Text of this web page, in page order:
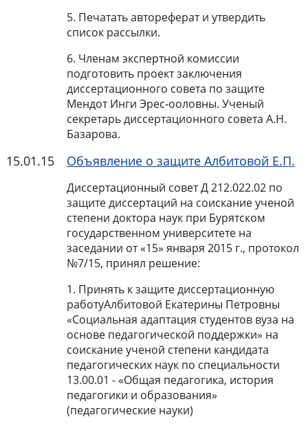
5. Печатать автореферат и утвердить
список рассылки.
6. Членам экспертной комиссии
подготовить проект заключения
диссертационного совета по защите
Мендот Инги Эрес-ооловны. Ученый
секретарь диссертационного совета А.Н.
Базарова.
15.01.15 Объявление о защите Албитовой Е.П.
Диссертационный совет Д 212.022.02 по
защите диссертаций на соискание ученой
степени доктора наук при Бурятском
государственном университете на
заседании от «15» января 2015 г., протокол
№7/15, принял решение:
1. Принять к защите диссертационную
работуАлбитовой Екатерины Петровны
«Социальная адаптация студентов вуза на
основе педагогической поддержки» на
соискание ученой степени кандидата
педагогических наук по специальности
13.00.01 - «Общая педагогика, история
педагогики и образования»
(педагогические науки)